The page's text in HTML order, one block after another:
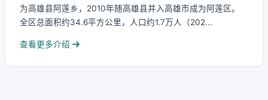
为高雄县阿莲乡，2010年随高雄县并入高雄市成为阿莲区。
全区总面积约34.6平方公里，人口约1.7万人（202...
查看更多介绍